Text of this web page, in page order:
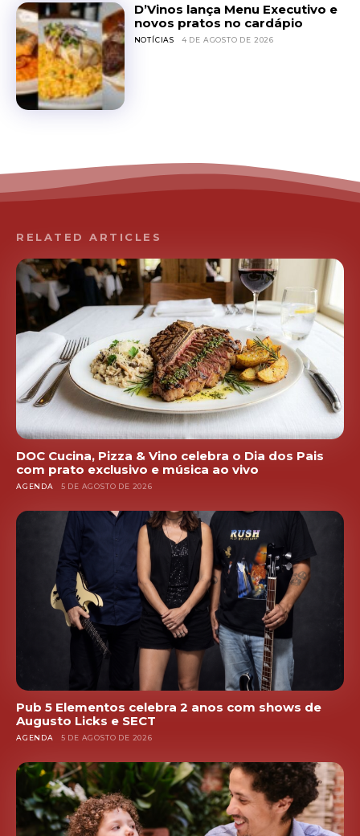
D’Vinos lança Menu Executivo e
novos pratos no cardápio
NOTÍCIAS 4 DE AGOSTO DE 2026
RELATED ARTICLES
DOC Cucina, Pizza & Vino celebra o Dia dos Pais
com prato exclusivo e música ao vivo
AGENDA 5 DE AGOSTO DE 2026
Pub 5 Elementos celebra 2 anos com shows de
Augusto Licks e SECT
AGENDA 5 DE AGOSTO DE 2026